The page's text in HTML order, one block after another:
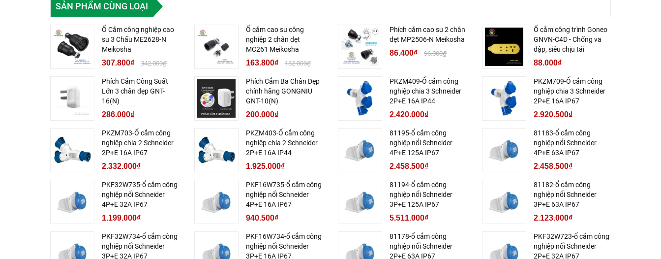
SẢN PHẨM CÙNG LOẠI
Ổ Cắm công nghiệp cao
su 3 Chấu ME2628-N
Meikosha
307.800₫ 342.000₫
Ổ cắm cao su công
nghiệp 2 chân dẹt
MC261 Meikosha
163.800₫ 182.000₫
Phích cắm cao su 2 chân
dẹt MP2506-N Meikosha
86.400₫ 96.000₫
Ổ cắm công trình Goneo
GNVN-C4D - Chống va
đập, siêu chịu tải
88.000₫
Phích Cắm Công Suất
Lớn 3 chân dẹp GNT-
16(N)
286.000₫
Phích Cắm Ba Chân Dẹp
chính hãng GONGNIU
GNT-10(N)
200.000₫
PKZM409-Ổ cắm công
nghiệp chia 3 Schneider
2P+E 16A IP44
2.420.000₫
PKZM709-Ổ cắm công
nghiệp chia 3 Schneider
2P+E 16A IP67
2.920.500₫
PKZM703-Ổ cắm công
nghiệp chia 2 Schneider
2P+E 16A IP67
2.332.000₫
PKZM403-Ổ cắm công
nghiệp chia 2 Schneider
2P+E 16A IP44
1.925.000₫
81195-ổ cắm công
nghiệp nổi Schneider
4P+E 125A IP67
2.458.500₫
81183-ổ cắm công
nghiệp nổi Schneider
4P+E 63A IP67
2.458.500₫
PKF32W735-ổ cắm công
nghiệp nổi Schneider
4P+E 32A IP67
1.199.000₫
PKF16W735-ổ cắm công
nghiệp nổi Schneider
4P+E 16A IP67
940.500₫
81194-ổ cắm công
nghiệp nổi Schneider
3P+E 125A IP67
5.511.000₫
81182-ổ cắm công
nghiệp nổi Schneider
3P+E 63A IP67
2.123.000₫
PKF32W734-ổ cắm công
nghiệp nổi Schneider
3P+E 32A IP67
PKF16W734-ổ cắm công
nghiệp nổi Schneider
3P+E 16A IP67
81178-ổ cắm công
nghiệp nổi Schneider
2P+E 63A IP67
PKF32W723-ổ cắm công
nghiệp nổi Schneider
2P+E 32A IP67